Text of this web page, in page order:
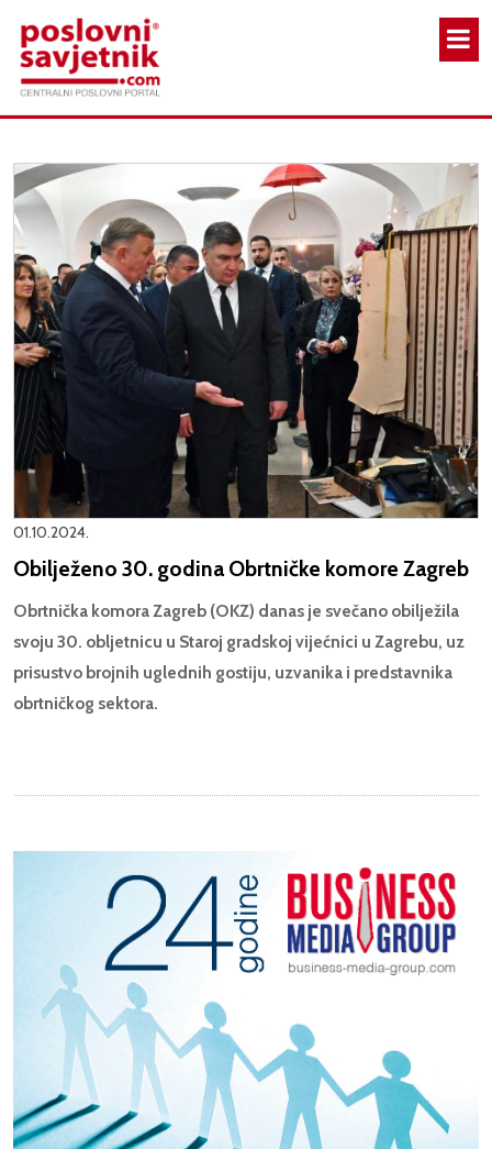
01.10.2024.
Obilježeno 30. godina Obrtničke komore Zagreb
Obrtnička komora Zagreb (OKZ) danas je svečano obilježila
svoju 30. obljetnicu u Staroj gradskoj vijećnici u Zagrebu, uz
prisustvo brojnih uglednih gostiju, uzvanika i predstavnika
obrtničkog sektora.